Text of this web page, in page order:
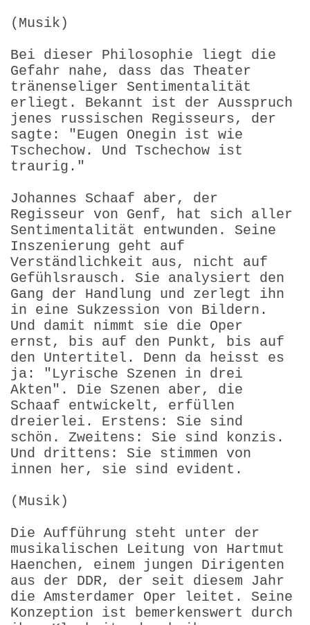
(Musik)
Bei dieser Philosophie liegt die
Gefahr nahe, dass das Theater
tränenseliger Sentimentalität
erliegt. Bekannt ist der Ausspruch
jenes russischen Regisseurs, der
sagte: "Eugen Onegin ist wie
Tschechow. Und Tschechow ist
traurig."
Johannes Schaaf aber, der
Regisseur von Genf, hat sich aller
Sentimentalität entwunden. Seine
Inszenierung geht auf
Verständlichkeit aus, nicht auf
Gefühlsrausch. Sie analysiert den
Gang der Handlung und zerlegt ihn
in eine Sukzession von Bildern.
Und damit nimmt sie die Oper
ernst, bis auf den Punkt, bis auf
den Untertitel. Denn da heisst es
ja: "Lyrische Szenen in drei
Akten". Die Szenen aber, die
Schaaf entwickelt, erfüllen
dreierlei. Erstens: Sie sind
schön. Zweitens: Sie sind konzis.
Und drittens: Sie stimmen von
innen her, sie sind evident.
(Musik)
Die Aufführung steht unter der
musikalischen Leitung von Hartmut
Haenchen, einem jungen Dirigenten
aus der DDR, der seit diesem Jahr
die Amsterdamer Oper leitet. Seine
Konzeption ist bemerkenswert durch